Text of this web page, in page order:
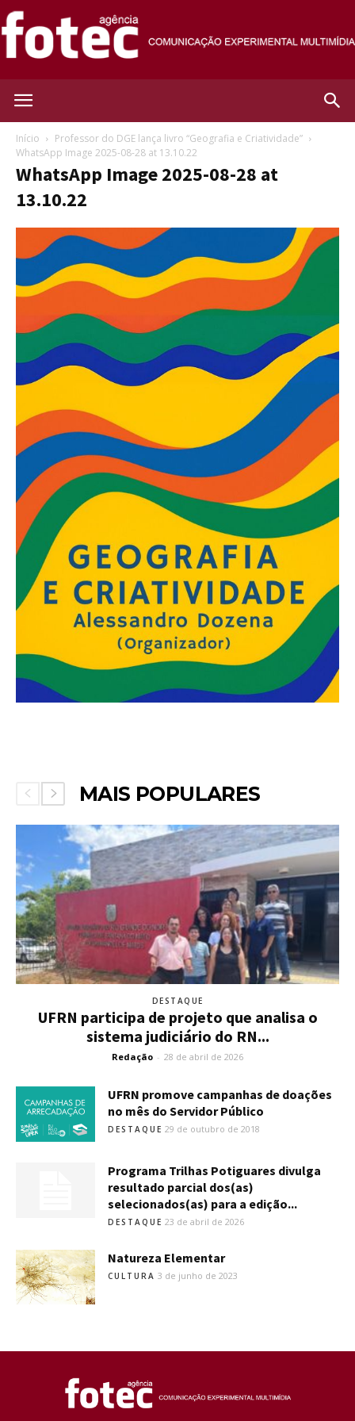
Fotec
Início
Professor do DGE lança livro “Geografia e Criatividade”
WhatsApp Image 2025-08-28 at 13.10.22
WhatsApp Image 2025-08-28 at
13.10.22
MAIS POPULARES
DESTAQUE
UFRN participa de projeto que analisa o
sistema judiciário do RN...
Redação - 28 de abril de 2026
UFRN promove campanhas de doações
no mês do Servidor Público
DESTAQUE 29 de outubro de 2018
Programa Trilhas Potiguares divulga
resultado parcial dos(as)
selecionados(as) para a edição...
DESTAQUE 23 de abril de 2026
Natureza Elementar
CULTURA 3 de junho de 2023